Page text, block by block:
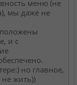
меню (не
мы даже не
и с
но главное,
жить))